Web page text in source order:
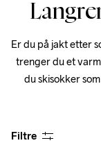
Er du på jakt etter
trenger du et
du skisokker
Filtre